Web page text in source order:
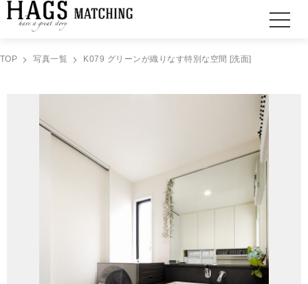
TOP 写真一覧 K079 グリーンが織りなす特別な空間 [洗面]